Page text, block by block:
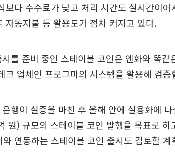
보다 수수료가 낮고 처리 시간도 실시간이
자동지불 등 활용도가 점차 커지고 있다.
를 준비 중인 스테이블 코인은 엔화와 똑
크 업체인 프로그마의 시스템을 활용해 검증
행이 실증을 마친 후 올해 안에 실용화에
원) 규모의 스테이블 코인 발행을 목표로
연동하는 스테이블 코인 출시도 검토할 계